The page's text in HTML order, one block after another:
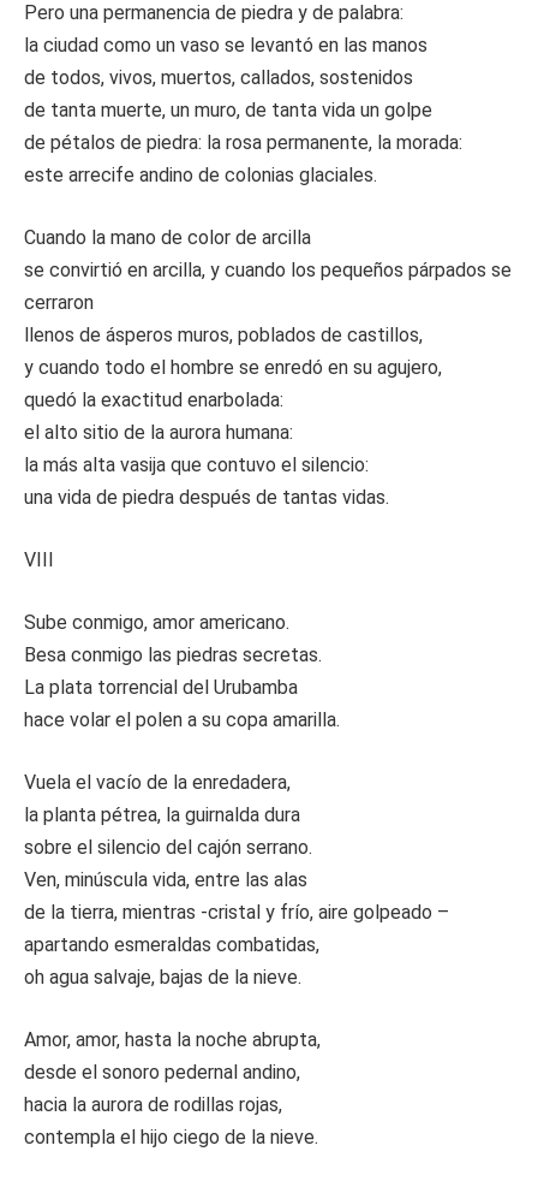
Pero una permanencia de piedra y de palabra:
la ciudad como un vaso se levantó en las manos
de todos, vivos, muertos, callados, sostenidos
de tanta muerte, un muro, de tanta vida un golpe
de pétalos de piedra: la rosa permanente, la morada:
este arrecife andino de colonias glaciales.
Cuando la mano de color de arcilla
se convirtió en arcilla, y cuando los pequeños párpados se
cerraron
llenos de ásperos muros, poblados de castillos,
y cuando todo el hombre se enredó en su agujero,
quedó la exactitud enarbolada:
el alto sitio de la aurora humana:
la más alta vasija que contuvo el silencio:
una vida de piedra después de tantas vidas.
VIII
Sube conmigo, amor americano.
Besa conmigo las piedras secretas.
La plata torrencial del Urubamba
hace volar el polen a su copa amarilla.
Vuela el vacío de la enredadera,
la planta pétrea, la guirnalda dura
sobre el silencio del cajón serrano.
Ven, minúscula vida, entre las alas
de la tierra, mientras -cristal y frío, aire golpeado –
apartando esmeraldas combatidas,
oh agua salvaje, bajas de la nieve.
Amor, amor, hasta la noche abrupta,
desde el sonoro pedernal andino,
hacia la aurora de rodillas rojas,
contempla el hijo ciego de la nieve.